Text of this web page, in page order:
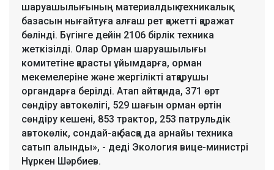
шаруашылығының материалдық-техникалық
базасын нығайтуға алғаш рет қажетті қаражат
бөлінді. Бүгінге дейін 2106 бірлік техника
жеткізілді. Олар Орман шаруашылығы
комитетіне қарасты ұйымдарға, орман
мекемелеріне және жергілікті атқарушы
органдарға берілді. Атап айтқанда, 371 өрт
сөндіру автокөлігі, 529 шағын орман өртін
сөндіру кешені, 853 трактор, 253 патрульдік
автокөлік, сондай-ақ басқа да арнайы техника
сатып алынды», - деді Экология вице-министрі
Нұркен Шәрбиев.